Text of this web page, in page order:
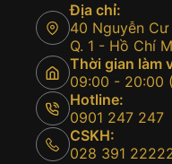
Địa chỉ:
40 Nguyễn Cư
Q. 1 - Hồ Chí
Thời gian làm
09:00 - 20:00
Hotline:
0901 247 247
CSKH:
028 391